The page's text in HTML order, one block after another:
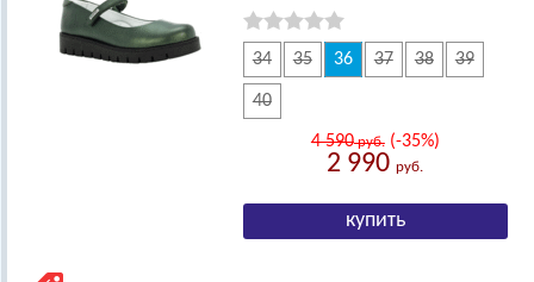
34 35 36 37 38 39
40
4 590руб.(-35%)
2 990руб.